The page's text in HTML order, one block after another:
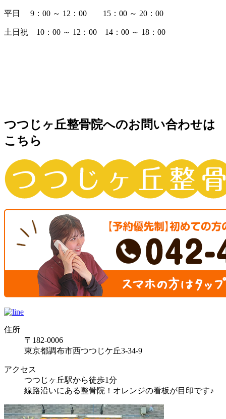
平日 9：00 ～ 12：00 15：00 ～ 20：00
土日祝 10：00 ～ 12：00 14：00 ～ 18：00
つつじヶ丘整骨院へのお問い合わせは
こちら
住所
〒182-0006
東京都調布市西つつじケ丘3-34-9
アクセス
つつじヶ丘駅から徒歩1分
線路沿いにある整骨院！オレンジの看板が目印です♪